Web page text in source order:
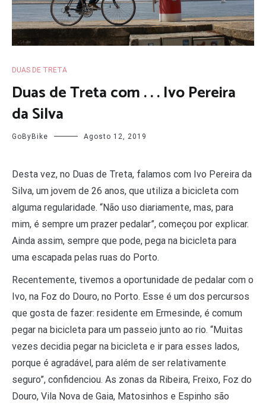
DUAS DE TRETA
Duas de Treta com . . . Ivo Pereira
da Silva
GoByBike Agosto 12, 2019
Desta vez, no Duas de Treta, falamos com Ivo Pereira da
Silva, um jovem de 26 anos, que utiliza a bicicleta com
alguma regularidade. “Não uso diariamente, mas, para
mim, é sempre um prazer pedalar”, começou por explicar.
Ainda assim, sempre que pode, pega na bicicleta para
uma escapada pelas ruas do Porto.
Recentemente, tivemos a oportunidade de pedalar com o
Ivo, na Foz do Douro, no Porto. Esse é um dos percursos
que gosta de fazer: residente em Ermesinde, é comum
pegar na bicicleta para um passeio junto ao rio. “Muitas
vezes decidia pegar na bicicleta e ir para esses lados,
porque é agradável, para além de ser relativamente
seguro”, confidenciou. As zonas da Ribeira, Freixo, Foz do
Douro, Vila Nova de Gaia, Matosinhos e Espinho são